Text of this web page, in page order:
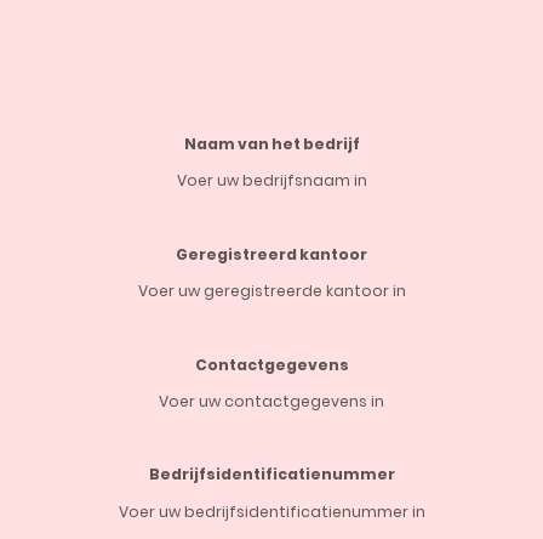
Naam van het bedrijf
Voer uw bedrijfsnaam in
Geregistreerd kantoor
Voer uw geregistreerde kantoor in
Contactgegevens
Voer uw contactgegevens in
Bedrijfsidentificatienummer
Voer uw bedrijfsidentificatienummer in